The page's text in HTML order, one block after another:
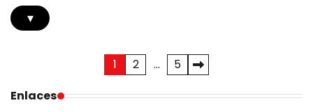
▾
pagination
1 2 …
5
Enlaces